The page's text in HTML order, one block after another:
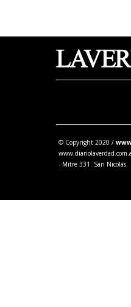
© Copyright 2020 /
- Mitre 331. San Nicolás.